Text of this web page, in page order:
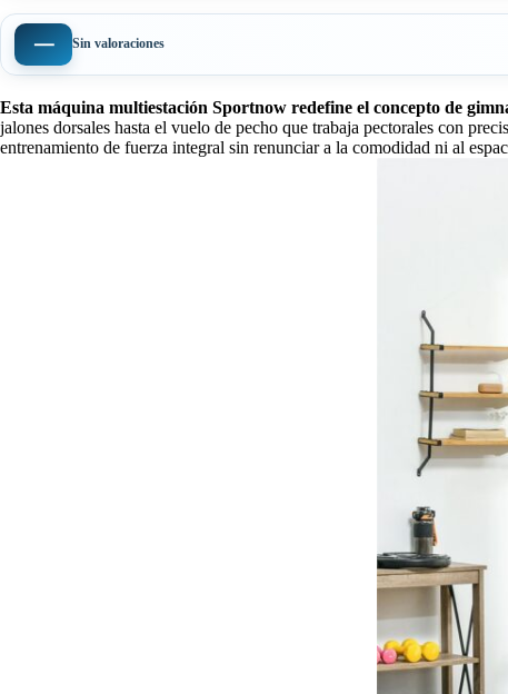
— Sin valoraciones
Esta máquina multiestación Sportnow redefine el concepto de
jalones dorsales hasta el vuelo de pecho que trabaja pectorales con
entrenamiento de fuerza integral sin renunciar a la comodidad ni al